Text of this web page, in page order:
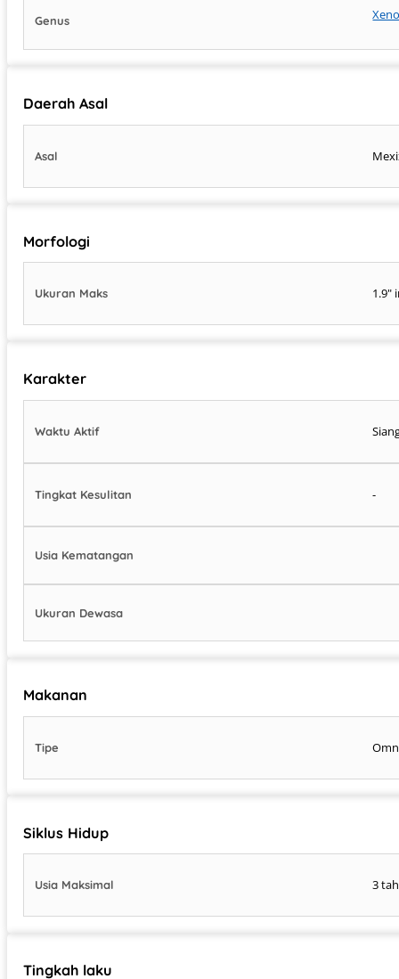
Genus
Daerah Asal
Asal
Morfologi
Ukuran Maks 1.9"
Karakter
Waktu Aktif
Tingkat Kesulitan -
Usia Kematangan
Ukuran Dewasa
Makanan
Tipe
Siklus Hidup
Usia Maksimal 3
Tingkah laku